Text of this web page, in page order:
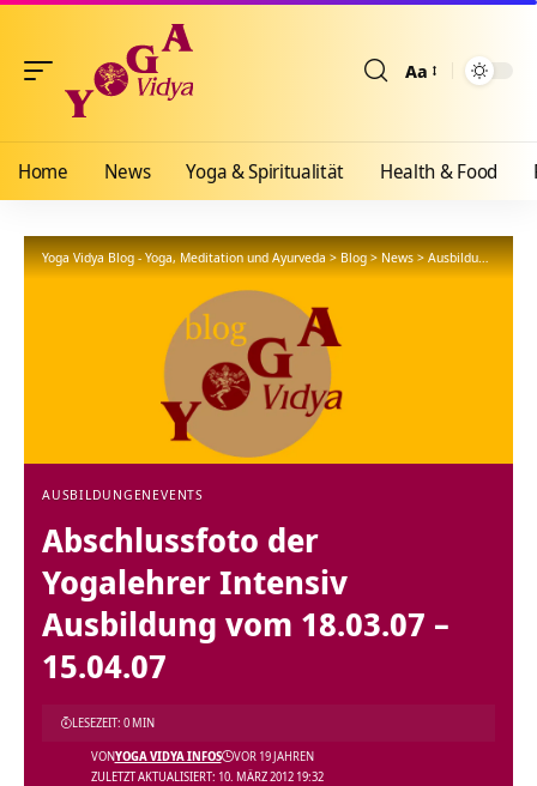
Aa
Home News Yoga & Spiritualität Health & Food
Yoga Vidya Blog - Yoga, Meditation und Ayurveda>Blog>News>Ausbildungen >
AUSBILDUNGEN EVENTS
Abschlussfoto der
Yogalehrer Intensiv
Ausbildung vom 18.03.07 –
15.04.07
ZULETZT AKTUALISIERT: 10. MÄRZ 2012 19:32
VONYOGA VIDYA INFOS VOR 19 JAHREN
LESEZEIT: 0 MIN